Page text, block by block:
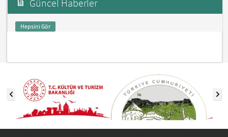
Güncel Haberler
Hepsini Gör